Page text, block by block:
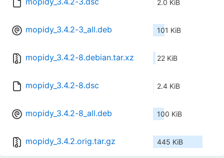
2.0 KiB
mopidy_3.4.2-3_all.deb 101 KiB
mopidy_3.4.2-8.debian.tar.xz 22 KiB
mopidy_3.4.2-8.dsc 2.4 KiB
mopidy_3.4.2-8_all.deb 100 KiB
mopidy_3.4.2.orig.tar.gz 445 KiB